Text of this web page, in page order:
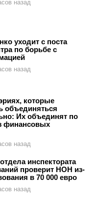
назад
уходит с поста
по борьбе с
назад
которые
объединяться
Их объединят по
финансовых
назад
инспектората
проверит НОН из-
в 70 000 евро
назад